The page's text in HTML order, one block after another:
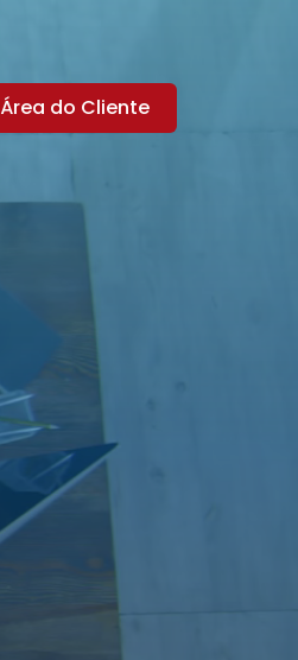
Área do Cliente